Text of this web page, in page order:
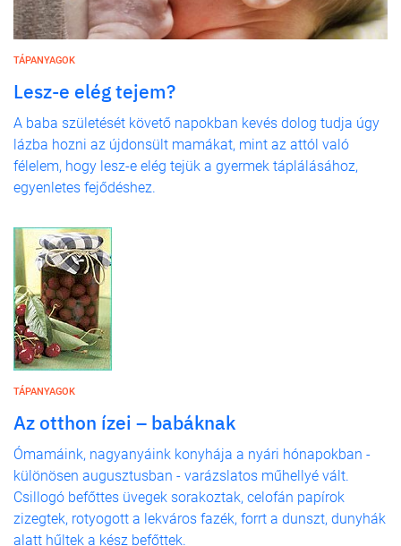
TÁPANYAGOK
Lesz-e elég tejem?
A baba születését követő napokban kevés dolog tudja úgy
lázba hozni az újdonsült mamákat, mint az attól való
félelem, hogy lesz-e elég tejük a gyermek táplálásához,
egyenletes fejődéshez.
TÁPANYAGOK
Az otthon ízei – babáknak
Ómamáink, nagyanyáink konyhája a nyári hónapokban -
különösen augusztusban - varázslatos műhellyé vált.
Csillogó befőttes üvegek sorakoztak, celofán papírok
zizegtek, rotyogott a lekváros fazék, forrt a dunszt, dunyhák
alatt hűltek a kész befőttek.